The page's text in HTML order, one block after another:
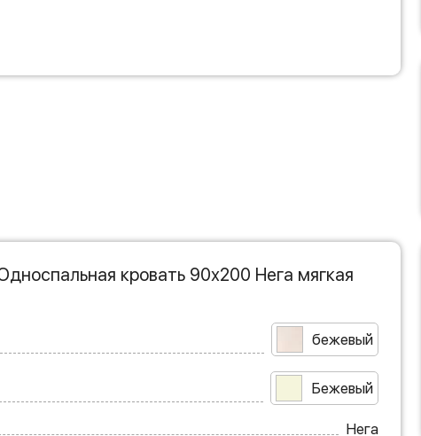
кровать 90х200 Нега мягкая
бежевый
Бежевый
Нега